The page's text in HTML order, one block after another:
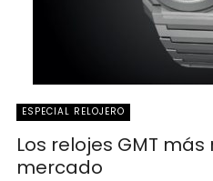
ESPECIAL RELOJERO
Los relojes GMT
mercado